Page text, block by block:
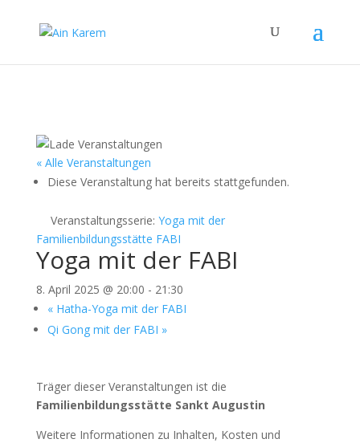
« Alle Veranstaltungen
Diese Veranstaltung hat bereits stattgefunden.
Veranstaltungsserie: Yoga mit der
Familienbildungsstätte FABI
Yoga mit der FABI
8. April 2025 @ 20:00 - 21:30
«Hatha-Yoga mit der FABI
Qi Gong mit der FABI »
Träger dieser Veranstaltungen ist die
Familienbildungsstätte Sankt Augustin
Weitere Informationen zu Inhalten, Kosten und